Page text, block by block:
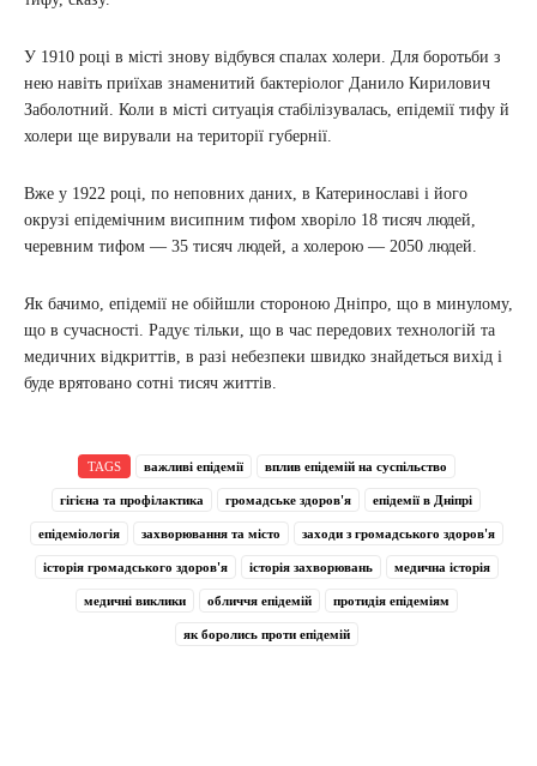
У 1910 році в місті знову відбувся спалах холери. Для боротьби з
нею навіть приїхав знаменитий бактеріолог Данило Кирилович
Заболотний. Коли в місті ситуація стабілізувалась, епідемії тифу й
холери ще вирували на території губернії.
Вже у 1922 році, по неповних даних, в Катеринославі і його
окрузі епідемічним висипним тифом хворіло 18 тисяч людей,
черевним тифом — 35 тисяч людей, а холерою — 2050 людей.
Як бачимо, епідемії не обійшли стороною Дніпро, що в минулому,
що в сучасності. Радує тільки, що в час передових технологій та
медичних відкриттів, в разі небезпеки швидко знайдеться вихід і
буде врятовано сотні тисяч життів.
TAGS важливі епідемії вплив епідемій на суспільство
гігієна та профілактика громадське здоров'я епідемії в Дніпрі
епідеміологія захворювання та місто заходи з громадського здоров'я
історія громадського здоров'я історія захворювань медична історія
медичні виклики обличчя епідемій протидія епідеміям
як боролись проти епідемій